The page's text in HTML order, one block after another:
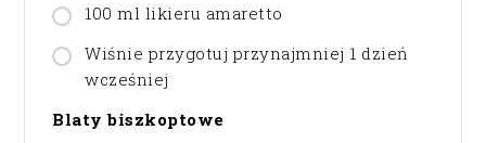
100 ml likieru amaretto
Wiśnie przygotuj przynajmniej 1 dzień
wcześniej
Blaty biszkoptowe